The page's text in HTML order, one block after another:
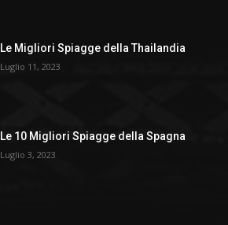
Le Migliori Spiagge della Thailandia
Luglio 11, 2023
Le 10 Migliori Spiagge della Spagna
Luglio 3, 2023